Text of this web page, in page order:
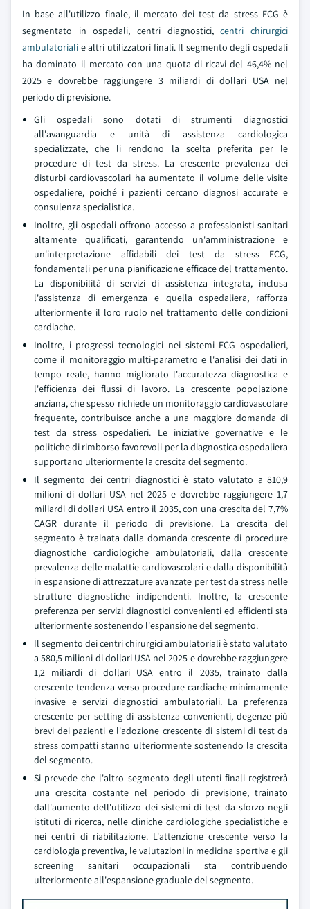
In base all'utilizzo finale, il mercato dei test da stress ECG è
segmentato in ospedali, centri diagnostici,centri chirurgici
ambulatoriali e altri utilizzatori finali. Il segmento degli ospedali
ha dominato il mercato con una quota di ricavi del 46,4% nel
2025 e dovrebbe raggiungere 3 miliardi di dollari USA nel
periodo di previsione.
Gli ospedali sono dotati di strumenti diagnostici
all'avanguardia e unità di assistenza cardiologica
specializzate, che li rendono la scelta preferita per le
procedure di test da stress. La crescente prevalenza dei
disturbi cardiovascolari ha aumentato il volume delle visite
ospedaliere, poiché i pazienti cercano diagnosi accurate e
consulenza specialistica.
Inoltre, gli ospedali offrono accesso a professionisti sanitari
altamente qualificati, garantendo un'amministrazione e
un'interpretazione affidabili dei test da stress ECG,
fondamentali per una pianificazione efficace del trattamento.
La disponibilità di servizi di assistenza integrata, inclusa
l'assistenza di emergenza e quella ospedaliera, rafforza
ulteriormente il loro ruolo nel trattamento delle condizioni
cardiache.
Inoltre, i progressi tecnologici nei sistemi ECG ospedalieri,
come il monitoraggio multi-parametro e l'analisi dei dati in
tempo reale, hanno migliorato l'accuratezza diagnostica e
l'efficienza dei flussi di lavoro. La crescente popolazione
anziana, che spesso richiede un monitoraggio cardiovascolare
frequente, contribuisce anche a una maggiore domanda di
test da stress ospedalieri. Le iniziative governative e le
politiche di rimborso favorevoli per la diagnostica ospedaliera
supportano ulteriormente la crescita del segmento.
Il segmento dei centri diagnostici è stato valutato a 810,9
milioni di dollari USA nel 2025 e dovrebbe raggiungere 1,7
miliardi di dollari USA entro il 2035, con una crescita del 7,7%
CAGR durante il periodo di previsione. La crescita del
segmento è trainata dalla domanda crescente di procedure
diagnostiche cardiologiche ambulatoriali, dalla crescente
prevalenza delle malattie cardiovascolari e dalla disponibilità
in espansione di attrezzature avanzate per test da stress nelle
strutture diagnostiche indipendenti. Inoltre, la crescente
preferenza per servizi diagnostici convenienti ed efficienti sta
ulteriormente sostenendo l'espansione del segmento.
Il segmento dei centri chirurgici ambulatoriali è stato valutato
a 580,5 milioni di dollari USA nel 2025 e dovrebbe raggiungere
1,2 miliardi di dollari USA entro il 2035, trainato dalla
crescente tendenza verso procedure cardiache minimamente
invasive e servizi diagnostici ambulatoriali. La preferenza
crescente per setting di assistenza convenienti, degenze più
brevi dei pazienti e l'adozione crescente di sistemi di test da
stress compatti stanno ulteriormente sostenendo la crescita
del segmento.
Si prevede che l'altro segmento degli utenti finali registrerà
una crescita costante nel periodo di previsione, trainato
dall'aumento dell'utilizzo dei sistemi di test da sforzo negli
istituti di ricerca, nelle cliniche cardiologiche specialistiche e
nei centri di riabilitazione. L'attenzione crescente verso la
cardiologia preventiva, le valutazioni in medicina sportiva e gli
screening sanitari occupazionali sta contribuendo
ulteriormente all'espansione graduale del segmento.